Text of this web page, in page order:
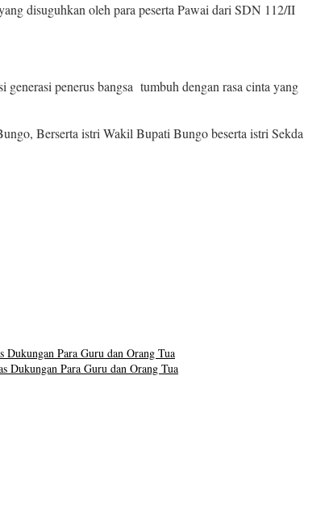
disuguhkan oleh para peserta Pawai dari SDN 112/II
penerus bangsa tumbuh dengan rasa cinta yang
Berserta istri Wakil Bupati Bungo beserta istri Sekda
Para Guru dan Orang Tua
Dukungan Para Guru dan Orang Tua